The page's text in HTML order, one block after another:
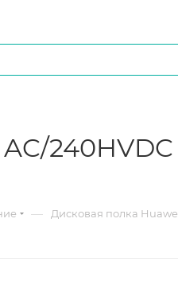
240HVDC
— Дисковая полка Huawei